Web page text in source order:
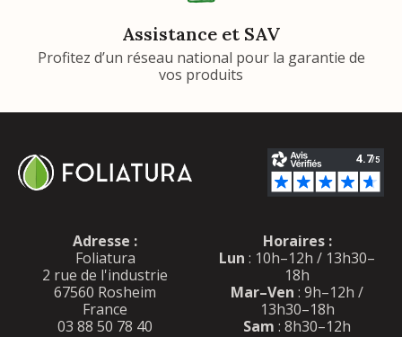
Assistance et SAV
Profitez d’un réseau national pour la garantie de
vos produits
Adresse :
Foliatura
2 rue de l'industrie
67560 Rosheim
France
03 88 50 78 40
Horaires :
Lun : 10h–12h / 13h30–
18h
Mar–Ven : 9h–12h /
13h30–18h
Sam : 8h30–12h